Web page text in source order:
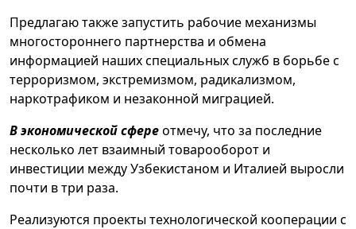
Предлагаю также запустить рабочие механизмы
многостороннего партнерства и обмена
информацией наших специальных служб в борьбе с
терроризмом, экстремизмом, радикализмом,
наркотрафиком и незаконной миграцией.
В экономической сфереотмечу, что за последние
несколько лет взаимный товарооборот и
инвестиции между Узбекистаном и Италией выросли
почти в три раза.
Реализуются проекты технологической кооперации с